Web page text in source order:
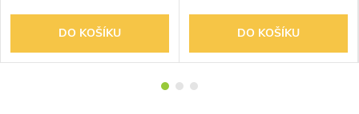
DO KOŠÍKU DO KOŠÍKU